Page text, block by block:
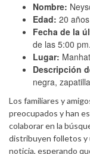
Nombre:
Edad: 20 años
Fecha de la
de las 5:00 pm.
Lugar:
Descripción
negra,
Los familiares y
preocupados y han
colaborar en la
distribuyen folletos y
noticia, esperando